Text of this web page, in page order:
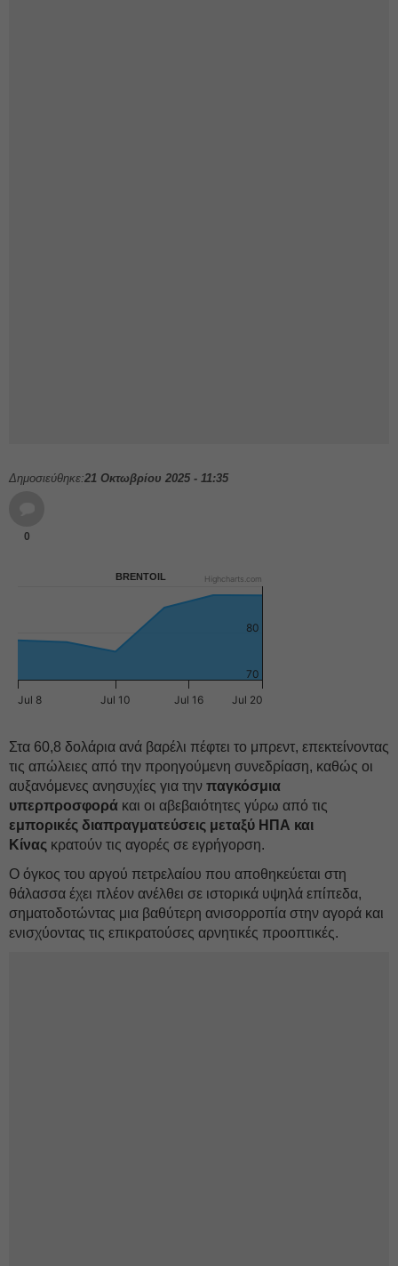
Δημοσιεύθηκε:21 Οκτωβρίου 2025 - 11:35
0
BRENTOIL
Jul 8 Jul 10 Jul 16 Jul 20
70
80
Highcharts.com
Στα 60,8 δολάρια ανά βαρέλι πέφτει το μπρεντ, επεκτείνοντας
τις απώλειες από την προηγούμενη συνεδρίαση, καθώς οι
αυξανόμενες ανησυχίες για την παγκόσμια
υπερπροσφορά και οι αβεβαιότητες γύρω από τις
εμπορικές διαπραγματεύσεις μεταξύ ΗΠΑ και
Κίνας κρατούν τις αγορές σε εγρήγορση.
Ο όγκος του αργού πετρελαίου που αποθηκεύεται στη
θάλασσα έχει πλέον ανέλθει σε ιστορικά υψηλά επίπεδα,
σηματοδοτώντας μια βαθύτερη ανισορροπία στην αγορά και
ενισχύοντας τις επικρατούσες αρνητικές προοπτικές.